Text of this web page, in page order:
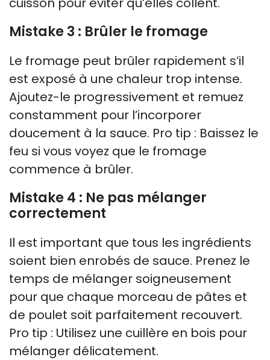
Mistake 3 : Brûler le fromage
Le fromage peut brûler rapidement s’il
est exposé à une chaleur trop intense.
Ajoutez-le progressivement et remuez
constamment pour l’incorporer
doucement à la sauce. Pro tip : Baissez le
feu si vous voyez que le fromage
commence à brûler.
Mistake 4 : Ne pas mélanger
correctement
Il est important que tous les ingrédients
soient bien enrobés de sauce. Prenez le
temps de mélanger soigneusement
pour que chaque morceau de pâtes et
de poulet soit parfaitement recouvert.
Pro tip : Utilisez une cuillère en bois pour
mélanger délicatement.